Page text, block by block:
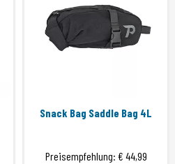
Snack Bag Saddle Bag 4L
Preisempfehlung: € 44,99